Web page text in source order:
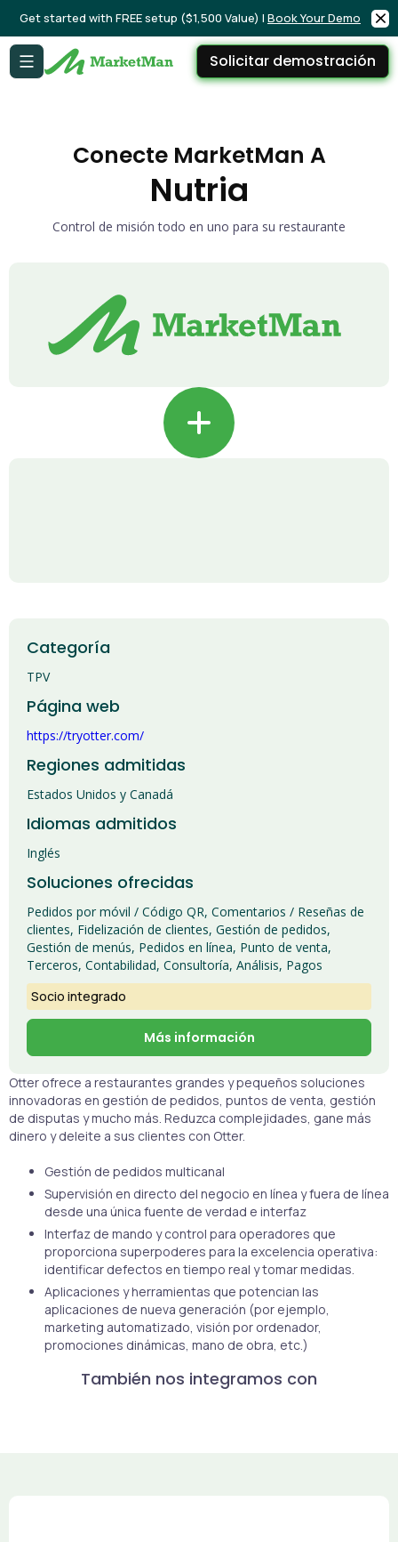
Get started with FREE setup ($1,500 Value) | Book Your Demo
Solicitar demostración
Conecte MarketMan A
Nutria
Control de misión todo en uno para su restaurante
+
Otter ofrece a restaurantes grandes y pequeños soluciones
innovadoras en gestión de pedidos, puntos de venta, gestión
de disputas y mucho más. Reduzca complejidades, gane más
dinero y deleite a sus clientes con Otter.
Gestión de pedidos multicanal
Supervisión en directo del negocio en línea y fuera de línea
desde una única fuente de verdad e interfaz
Interfaz de mando y control para operadores que
proporciona superpoderes para la excelencia operativa:
identificar defectos en tiempo real y tomar medidas.
Aplicaciones y herramientas que potencian las
aplicaciones de nueva generación (por ejemplo,
marketing automatizado, visión por ordenador,
promociones dinámicas, mano de obra, etc.)
Categoría
TPV
Página web
https://tryotter.com/
Regiones admitidas
Estados Unidos y Canadá
Idiomas admitidos
Inglés
Soluciones ofrecidas
Pedidos por móvil / Código QR, Comentarios / Reseñas de
clientes, Fidelización de clientes, Gestión de pedidos,
Gestión de menús, Pedidos en línea, Punto de venta,
Terceros, Contabilidad, Consultoría, Análisis, Pagos
Socio integrado
Más información
También nos integramos con